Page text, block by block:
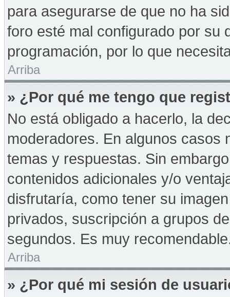
para asegurarse de que no ha
foro esté mal configurado por su
programación, por lo que
Arriba
» ¿Por qué me tengo que
No está obligado a hacerlo, la
moderadores. En algunos casos
temas y respuestas. Sin
contenidos adicionales y/o
disfrutaría, como tener su
privados, suscripción a grupos
segundos. Es muy
Arriba
» ¿Por qué mi sesión de